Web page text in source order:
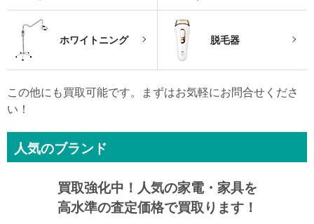
ホワイトニング 脱毛器
この他にも買取可能です。まずはお気軽にお問合せくださ
い！
人気のブランド
買取強化中！ 人気の家電・家具を
高水準の査定価格で買取ります！